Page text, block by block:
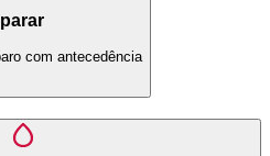
com antecedência